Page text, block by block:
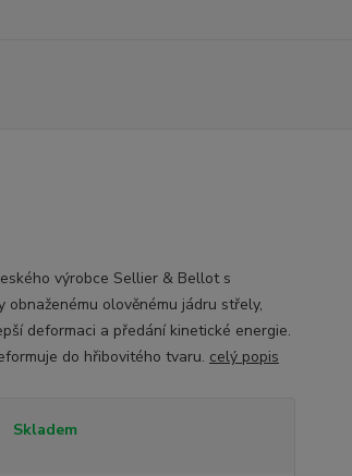
výrobce Sellier & Bellot s
obnaženému olověnému jádru střely,
deformaci a předání kinetické energie.
do hřibovitého tvaru. celý popis
Skladem